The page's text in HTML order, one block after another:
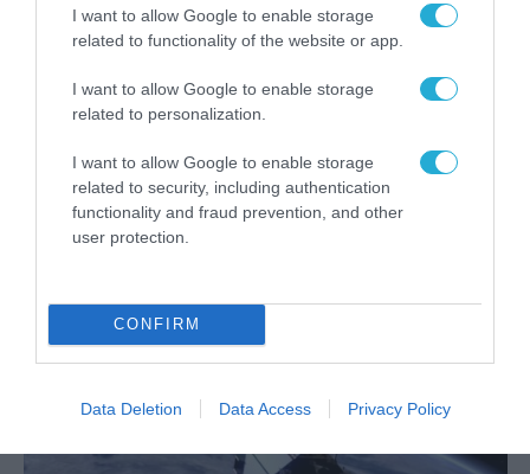
I want to allow Google to enable storage
related to functionality of the website or app.
I want to allow Google to enable storage
related to personalization.
I want to allow Google to enable storage
related to security, including authentication
functionality and fraud prevention, and other
user protection.
CONFIRM
Data Deletion Data Access Privacy Policy
ΣΤΡΑΤΗΓΙΚΗ ΣΥΝΕΡΓΑΣΙΑ
Στρατηγική συνεργασία OHB
Hellas με ΕΒΙΔΙΤΕ